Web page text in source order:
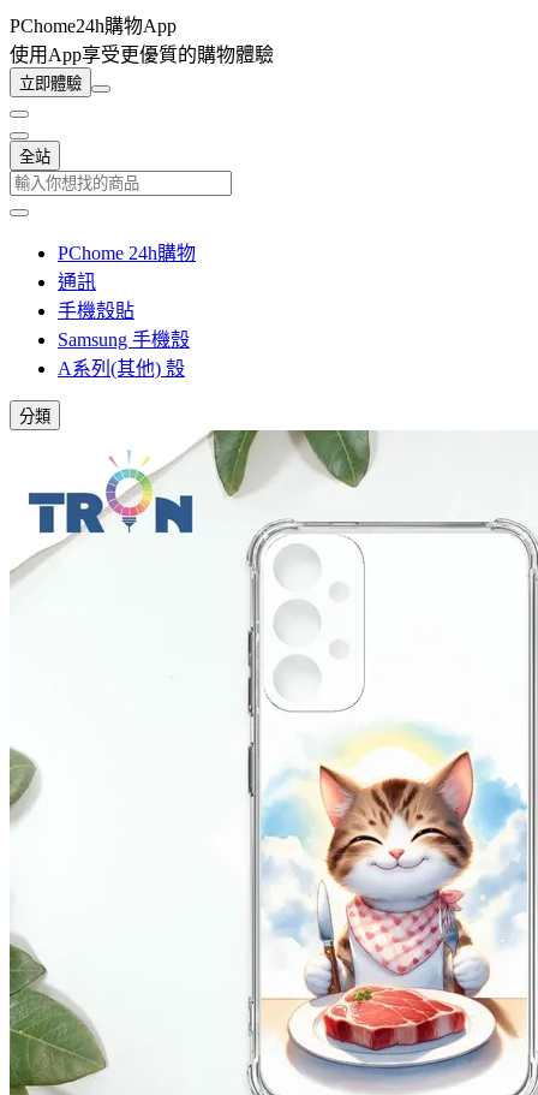
PChome24h購物App
使用App享受更優質的購物體驗
立即體驗
全站
PChome 24h購物
通訊
手機殼貼
Samsung 手機殼
A系列(其他) 殼
分類